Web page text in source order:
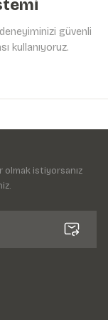
güvenli
kullanıyoruz.
olmak istiyorsanız